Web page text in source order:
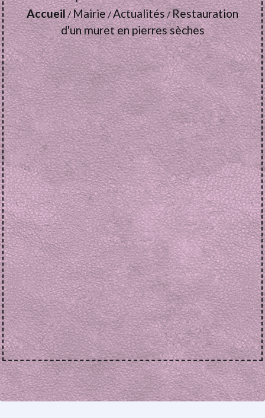
Accueil/Mairie/Actualités/Restauration
d'un muret en pierres sèches